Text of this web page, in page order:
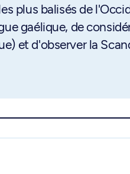
plus balisés de
gaélique, de
et d'observer la